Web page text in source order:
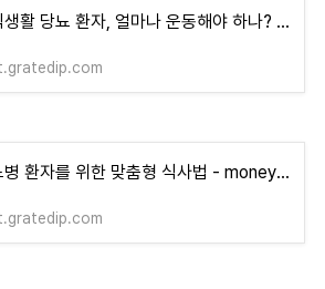
좌식생활 당뇨 환자, 얼마나 운동해야 하나? - money-health
당뇨병 환자를 위한 맞춤형 식사법 - money-health